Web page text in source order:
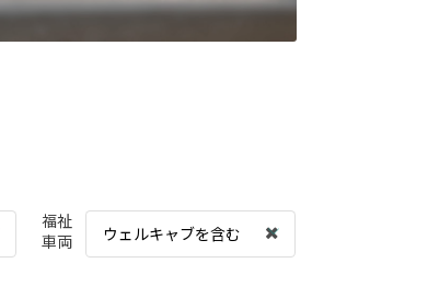
福祉
車両
ウェルキャブを含む